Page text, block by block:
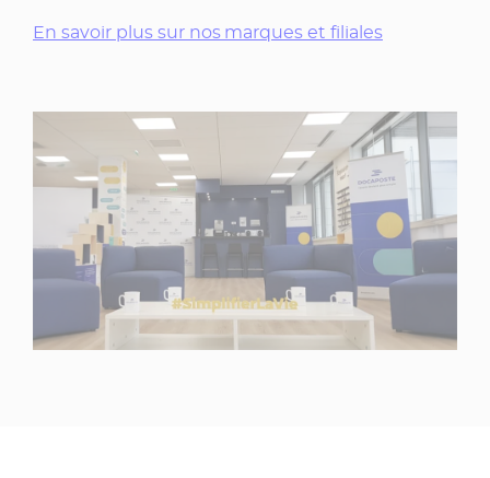
En savoir plus sur nos marques et filiales